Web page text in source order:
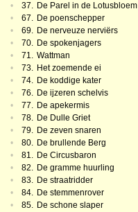
•
37. De Parel in de Lotusbloem
•
67. De poenschepper
•
69. De nerveuze nerviërs
•
70. De spokenjagers
•
71. Wattman
•
73. Het zoemende ei
•
74. De koddige kater
•
76. De ijzeren schelvis
•
77. De apekermis
•
78. De Dulle Griet
•
79. De zeven snaren
•
80. De brullende Berg
•
81. De Circusbaron
•
82. De gramme huurling
•
83. De straatridder
•
84. De stemmenrover
•
85. De schone slaper